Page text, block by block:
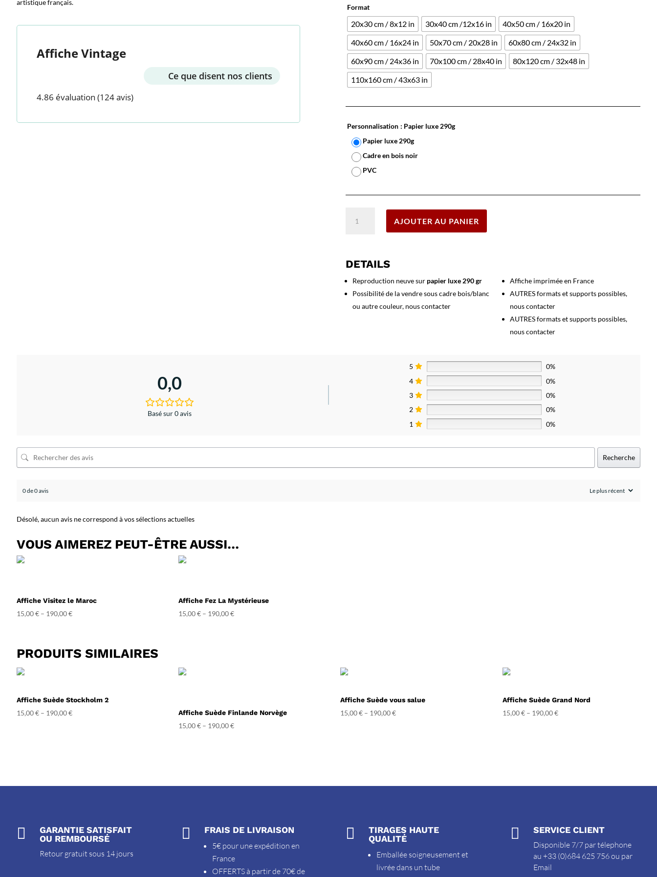
artistique français.
Affiche Vintage
Ce que disent nos clients
4.86 évaluation (124 avis)
Format
20x30 cm / 8x12 in 30x40 cm /12x16 in
40x50 cm / 16x20 in
40x60 cm / 16x24 in
50x70 cm / 20x28 in
60x80 cm / 24x32 in
60x90 cm / 24x36 in
70x100 cm / 28x40 in
80x120 cm / 32x48 in
110x160 cm / 43x63 in
Personnalisation : Papier luxe 290g
Papier luxe 290g
Cadre en bois noir
PVC
Norge
Royal
Mail
AJOUTER AU PANIER
DETAILS
Reproduction neuve sur papier luxe 290 gr
Possibilité de la vendre sous cadre bois/blanc
ou autre couleur, nous contacter
Affiche imprimée en France
AUTRES formats et supports possibles,
nous contacter
AUTRES formats et supports possibles,
nous contacter
0,0
Basé sur 0 avis
5
0%
4
0%
3
0%
2
0%
1
0%
Recherche
0 de 0 avis
Désolé, aucun avis ne correspond à vos sélections actuelles
VOUS AIMEREZ PEUT-ÊTRE AUSSI…
Affiche Visitez le Maroc
15,00€– 190,00€
Affiche Fez La Mystérieuse
15,00€– 190,00€
PRODUITS SIMILAIRES
Affiche Suède Stockholm 2
15,00€– 190,00€ Affiche Suède Finlande Norvège
15,00€– 190,00€
Affiche Suède vous salue
15,00€ – 190,00€
Affiche Suède Grand Nord
15,00€– 190,00€

GARANTIE SATISFAIT
OU REMBOURSÉ
Retour gratuit sous 14 jours
 FRAIS DE LIVRAISON
5€ pour une expédition en
France
OFFERTS à partir de 70€ de

TIRAGES HAUTE
QUALITÉ
Emballée soigneusement et
livrée dans un tube
 SERVICE CLIENT
Disponible 7/7 par télephone
au +33 (0)684 625 756 ou par
Email